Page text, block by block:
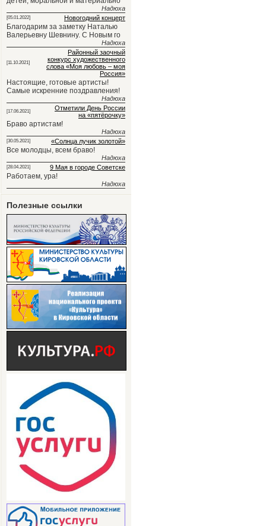
Надюха
[05.01.2022] Новогодний концерт
Благодарим за заметку Наталью
Валерьевну Шевнину. С Новым го
Надюха
[11.10.2021]
Районный заочный
конкурс художественного
слова «Моя любовь – моя
Россия»
Настоящие, готовые артисты!
Самые искренние поздравления!
Надюха
[17.06.2021]
Отметили День России
на «пятёрочку»
Браво артистам!
Надюха
[30.05.2021] «Солнца лучик золотой»
Все молодцы, всем браво!
Надюха
[28.04.2021] 9 Мая в городе Советске
Работаем, ура!
Надюха
Полезные ссылки